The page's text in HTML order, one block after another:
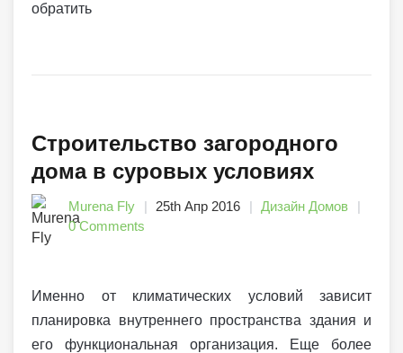
обратить
Строительство загородного
дома в суровых условиях
Murena Fly 25th Апр 2016
Дизайн Домов
0 Comments
Именно от климатических условий зависит
планировка внутреннего пространства здания и
его функциональная организация. Еще более